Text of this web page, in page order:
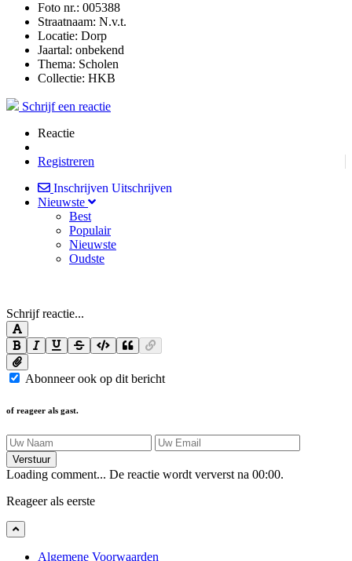
Foto nr.: 005388
Straatnaam: N.v.t.
Locatie: Dorp
Jaartal: onbekend
Thema: Scholen
Collectie: HKB
Schrijf een reactie
Reactie
Registreren
Inschrijven Uitschrijven
Nieuwste
Best
Populair
Nieuwste
Oudste
Schrijf reactie...
Abonneer ook op dit bericht
of reageer als gast.
Verstuur
Loading comment... De reactie wordt ververst na 00:00.
Reageer als eerste
Algemene Voorwaarden